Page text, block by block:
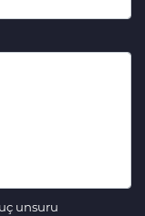
unsuru